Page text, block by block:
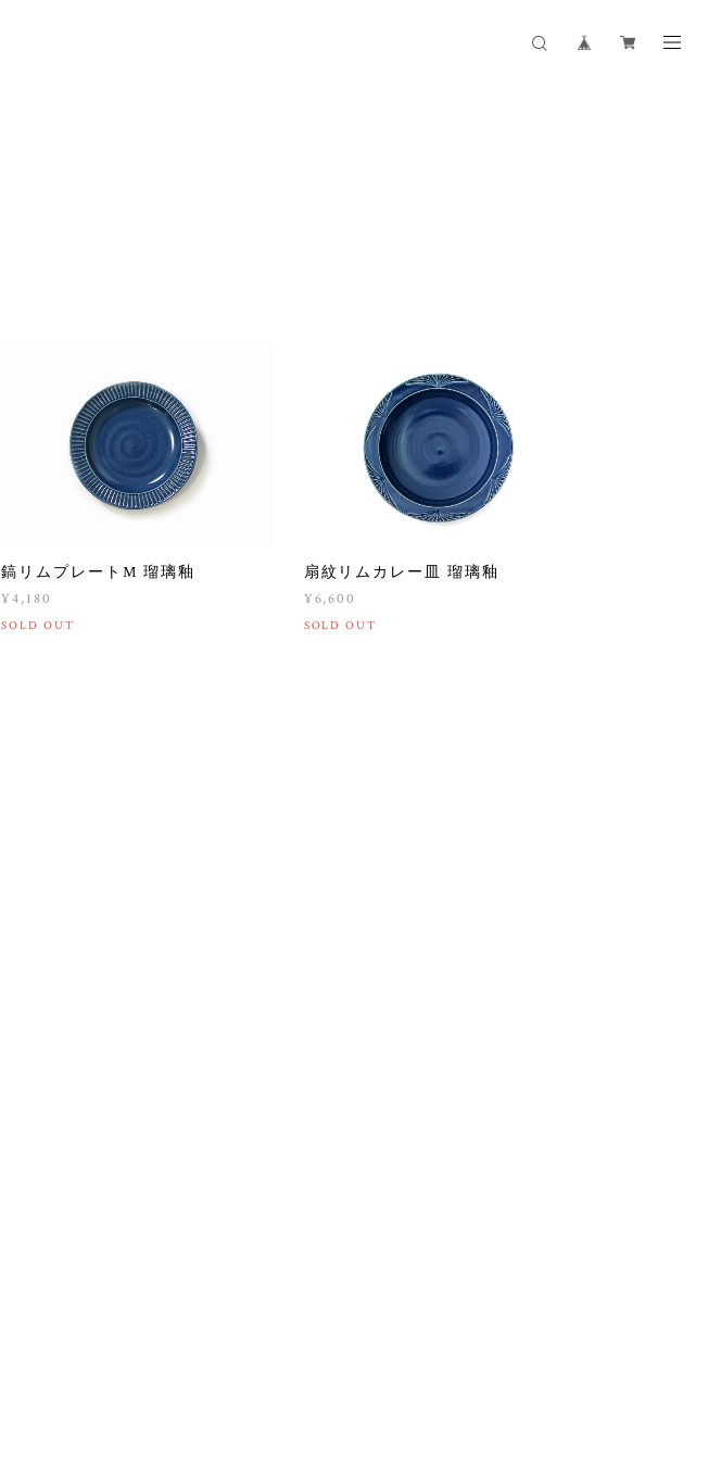
鎬リムプレートM 瑠璃釉
¥4,180
SOLD OUT
扇紋リムカレー皿 瑠璃釉
¥6,600
SOLD OUT